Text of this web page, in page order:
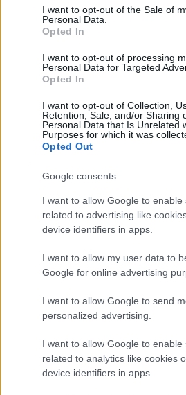
consent section.
I want to opt-out of the Sale of
Personal Data.
Opted In
I want to opt-out of processing
Personal Data for Targeted
Opted In
I want to opt-out of Collection,
Retention, Sale, and/or Sharing
Personal Data that Is Unrelated
Purposes for which it was
Opted Out
Google consents
I want to allow Google to enable
related to advertising like
device identifiers in apps.
I want to allow my user data to
Google for online advertising
I want to allow Google to send
personalized advertising.
I want to allow Google to enable
related to analytics like cookies
device identifiers in apps.
Vuoi rimuovere le
Puoi abbonarti a soli €
cliccandoqui
Sei già abbonato?
Puoi effettuare l'accesso
cliccandoqui
TEMI:
Come Investire Rispermi
Investimento Finanziario
Portafoglio Investimenti